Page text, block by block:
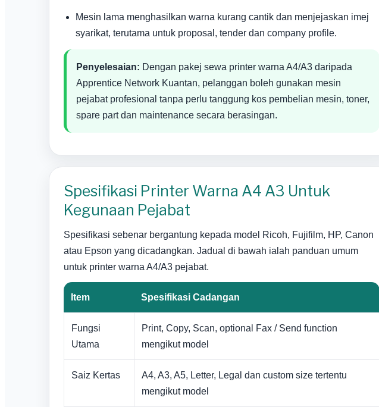
Mesin lama menghasilkan warna kurang cantik dan menjejaskan imej
syarikat, terutama untuk proposal, tender dan company profile.
Penyelesaian: Dengan pakej sewa printer warna A4/A3 daripada
Apprentice Network Kuantan, pelanggan boleh gunakan mesin
pejabat profesional tanpa perlu tanggung kos pembelian mesin, toner,
spare part dan maintenance secara berasingan.
Spesifikasi Printer Warna A4 A3 Untuk
Kegunaan Pejabat
Spesifikasi sebenar bergantung kepada model Ricoh, Fujifilm, HP, Canon
atau Epson yang dicadangkan. Jadual di bawah ialah panduan umum
untuk printer warna A4/A3 pejabat.
Item Spesifikasi Cadangan
Fungsi
Utama
Print, Copy, Scan, optional Fax / Send function
mengikut model
Saiz Kertas
A4, A3, A5, Letter, Legal dan custom size tertentu
mengikut model